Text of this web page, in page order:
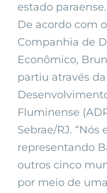
estado paraense.
De acordo com
Companhia de
Econômico,
partiu através
Fluminense
Sebrae/RJ. “Nós
representando
outros cinco
por meio de